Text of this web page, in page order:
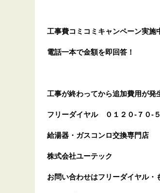
工事費コミコミキャンペーン実施
電話一本で金額を即回答！
工事が終わってから追加費用が発
フリーダイヤル ０１２０-７０-
給湯器・ガスコンロ交換専門店
株式会社ユーテック
お問い合わせはフリーダイヤル・